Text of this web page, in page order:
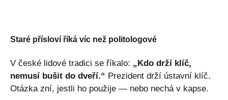
Staré přísloví říká víc než politologové
V české lidové tradici se říkalo: „Kdo drží klíč,
nemusí bušit do dveří.“ Prezident drží ústavní klíč.
Otázka zní, jestli ho použije — nebo nechá v kapse.